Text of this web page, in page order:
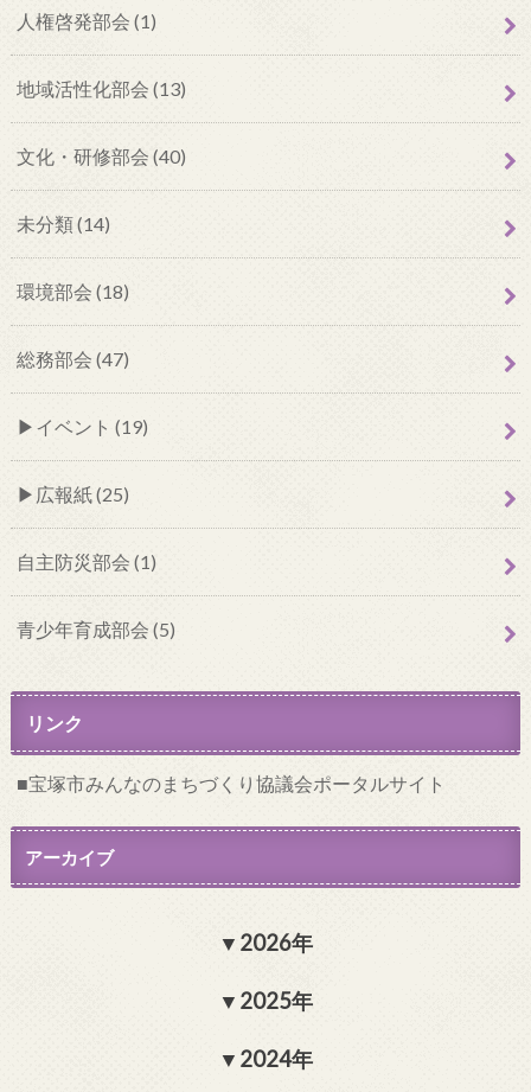
人権啓発部会 (1)
地域活性化部会 (13)
文化・研修部会 (40)
未分類 (14)
環境部会 (18)
総務部会 (47)
イベント (19)
広報紙 (25)
自主防災部会 (1)
青少年育成部会 (5)
リンク
宝塚市みんなのまちづくり協議会ポータルサイト
アーカイブ
2026年
2025年
2024年